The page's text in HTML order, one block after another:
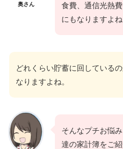
奥さん
食費、通信光熱
にもなりますよね
どれくらい貯蓄に回している
なりますよね。
そんなプチお悩
達の家計簿をご紹